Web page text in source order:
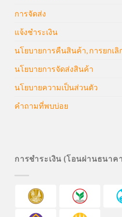
การจัดส่ง
แจ้งชำระเงิน
นโยบายการคืนสินค้า, การยกเลิ
นโยบายการจัดส่งสินค้า
นโยบายความเป็นส่วนตัว
คำถามที่พบบ่อย
การชำระเงิน (โอนผ่านธนาค